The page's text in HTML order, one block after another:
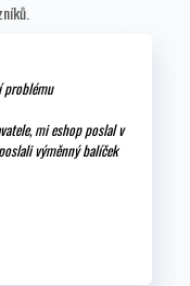
problému
mi eshop poslal v
výměnný balíček